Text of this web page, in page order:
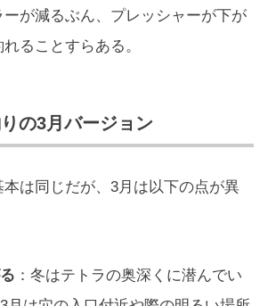
ーが減るぶん、プレッシャーが下が
ることすらある。
の3月バージョン
は同じだが、3月は以下の点が異
：冬はテトラの奥深くに潜んでい